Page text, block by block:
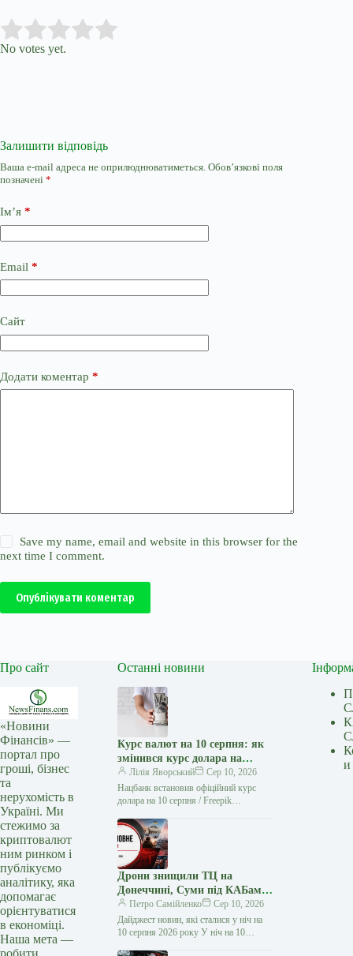
Rate this item:
No votes yet.
Залишити відповідь
Ваша e-mail адреса не оприлюднюватиметься. Обов’язкові поля
позначені *
Ім’я *
Email *
Сайт
Додати коментар *
Save my name, email and website in this browser for the
next time I comment.
Опублікувати коментар
Про сайт
«Новини
Фінансів» —
портал про
гроші, бізнес
та
нерухомість в
Україні. Ми
стежимо за
криптовалют
ним ринком і
публікуємо
аналітику, яка
допомагає
орієнтуватися
в економіці.
Наша мета —
робити
Останні новини
Курс валют на 10 серпня: як
змінився курс долара на
сьогодні?
Лілія Яворський
Сер 10, 2026
Нацбанк встановив офіційний курс
долара на 10 серпня / Freepik
гривні не змінився, водночас євро…
Дрони знищили ТЦ на
Донеччині, Суми під КАБами:
головне за ніч 10 серпня
Петро Самійленко
Сер 10, 2026
Дайджест новин, які сталися у ніч на
10 серпня 2026 року У ніч на 10
и